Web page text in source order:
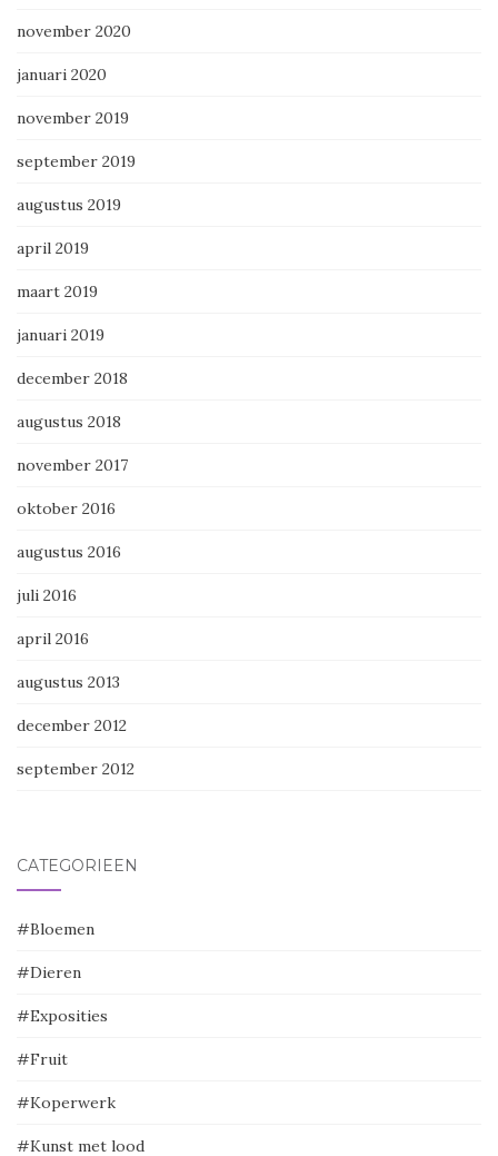
november 2020
januari 2020
november 2019
september 2019
augustus 2019
april 2019
maart 2019
januari 2019
december 2018
augustus 2018
november 2017
oktober 2016
augustus 2016
juli 2016
april 2016
augustus 2013
december 2012
september 2012
CATEGORIEËN
#Bloemen
#Dieren
#Exposities
#Fruit
#Koperwerk
#Kunst met lood